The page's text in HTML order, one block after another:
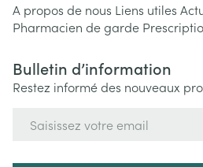
A propos de nous Liens utiles
Pharmacien de garde
Bulletin d’information
Restez informé des nouveaux